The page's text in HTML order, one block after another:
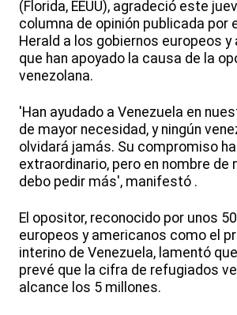
(Florida, EEUU), agradeció este
columna de opinión publicada por
Herald a los gobiernos europeos
que han apoyado la causa de la
venezolana.
'Han ayudado a Venezuela en
de mayor necesidad, y ningún
olvidará jamás. Su compromiso
extraordinario, pero en nombre de
debo pedir más', manifestó .
El opositor, reconocido por unos
europeos y americanos como el
interino de Venezuela, lamentó
prevé que la cifra de refugiados
alcance los 5 millones.